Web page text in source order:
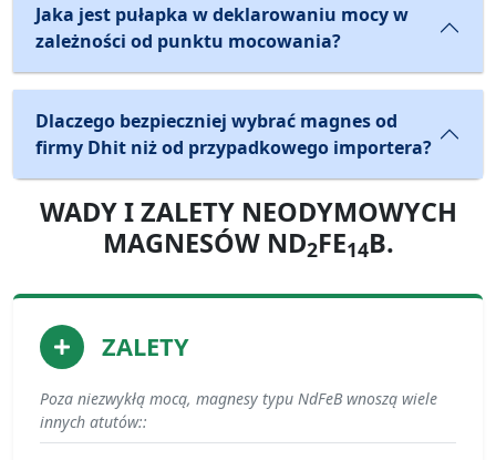
Jaka jest pułapka w deklarowaniu mocy w
zależności od punktu mocowania?
Dlaczego bezpieczniej wybrać magnes od
firmy Dhit niż od przypadkowego importera?
WADY I ZALETY NEODYMOWYCH
MAGNESÓW ND2FE14B.
ZALETY
Poza niezwykłą mocą, magnesy typu NdFeB wnoszą wiele
innych atutów::